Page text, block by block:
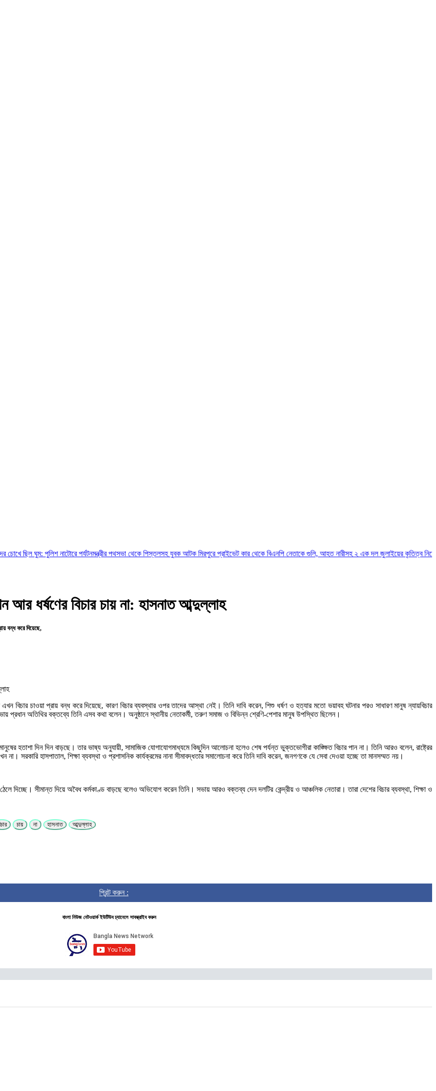
পুলিশনাটোরে পর্যটনমন্ত্রীর পথসভা থেকে পিস্তলসহ যুবক আটকমিরপুরে প্রাইভেট কার থেকে বিএনপি নেতাকে গুলি, আহত নারীসহ ২এক দল জুলাইয়ের কৃতিত্ব নিয়েই বেশি ব্যস্ত:
আর ধর্ষণের বিচার চায় না: হাসনাত আব্দুল্লাহ
বন্ধ করে দিয়েছে,
বিচার চাওয়া প্রায় বন্ধ করে দিয়েছে, কারণ বিচার ব্যবস্থার ওপর তাদের আস্থা নেই। তিনি দাবি করেন, শিশু ধর্ষণ ও হত্যার মতো ভয়াবহ ঘটনার পরও সাধারণ মানুষ ন্যায়বিচার
প্রধান অতিথির বক্তব্যে তিনি এসব কথা বলেন। অনুষ্ঠানে স্থানীয় নেতাকর্মী, তরুণ সমাজ ও বিভিন্ন শ্রেণি-পেশার মানুষ উপস্থিত ছিলেন।
হতাশা দিন দিন বাড়ছে। তার ভাষ্য অনুযায়ী, সামাজিক যোগাযোগমাধ্যমে কিছুদিন আলোচনা হলেও শেষ পর্যন্ত ভুক্তভোগীরা কাঙ্ক্ষিত বিচার পান না। তিনি আরও বলেন, রাষ্ট্রের
না। সরকারি হাসপাতাল, শিক্ষা ব্যবস্থা ও প্রশাসনিক কার্যক্রমের নানা সীমাবদ্ধতার সমালোচনা করে তিনি দাবি করেন, জনগণকে যে সেবা দেওয়া হচ্ছে তা মানসম্মত নয়।
দিচ্ছে। সীমান্ত দিয়ে অবৈধ কর্মকাণ্ড বাড়ছে বলেও অভিযোগ করেন তিনি। সভায় আরও বক্তব্য দেন দলটির কেন্দ্রীয় ও আঞ্চলিক নেতারা। তারা দেশের বিচার ব্যবস্থা, শিক্ষা ও
চায় না হাসনাত আব্দুল্লাহ
প্রিন্ট করুন :
বাংলা নিউজ নেটওয়ার্ক ইউটিউব চ্যানেলে সাবস্ক্রাইব করুন